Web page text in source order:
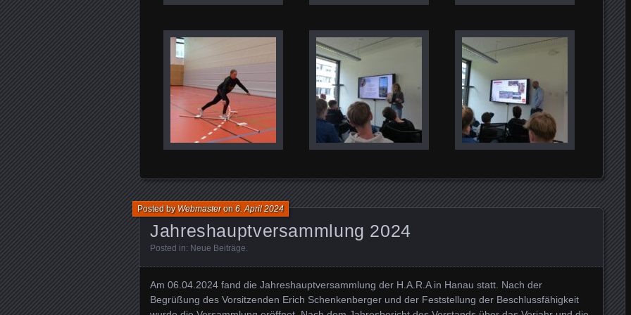
Jahreshauptversammlung 2024
Posted byWebmasteron6. April 2024
Posted in: Neue Beiträge.
Am 06.04.2024 fand die Jahreshauptversammlung der H.A.R.A in Hanau statt. Nach der
Begrüßung des Vorsitzenden Erich Schenkenberger und der Feststellung der Beschlussfähigkeit